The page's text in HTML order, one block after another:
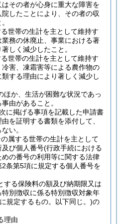
その者が心身に重大な障害を
したことにより、その者の収
世帯の生計を主として維持す
務の休廃止、事業における著
しく減少したこと。
世帯の生計を主として維持す
害、凍霜害等による農作物の
する理由により著しく減少し
ほか、生活が困難な状況であっ
由があること。
に掲げる事項を記載した申請書
を証明する書類を添付して、
い。
属する世帯の生計を主として
び個人番号(行政手続における
の番号の利用等に関する法律
2条第5項に規定する個人番号を
する保険料の額及び納期限又は
別徴収に係る特別徴収対象年
規定するもの。以下同じ。)の
理由